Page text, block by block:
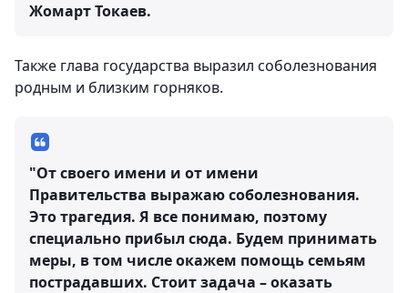
Жомарт Токаев.
Также глава государства выразил соболезнования
родным и близким горняков.
"От своего имени и от имени
Правительства выражаю соболезнования.
Это трагедия. Я все понимаю, поэтому
специально прибыл сюда. Будем принимать
меры, в том числе окажем помощь семьям
пострадавших. Стоит задача – оказать